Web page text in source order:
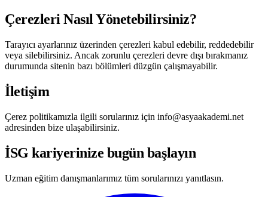
Çerezleri Nasıl Yönetebilirsiniz?
Tarayıcı ayarlarınız üzerinden çerezleri kabul edebilir, reddedebilir
veya silebilirsiniz. Ancak zorunlu çerezleri devre dışı bırakmanız
durumunda sitenin bazı bölümleri düzgün çalışmayabilir.
İletişim
Çerez politikamızla ilgili sorularınız için info@asyaakademi.net
adresinden bize ulaşabilirsiniz.
İSG kariyerinize bugün başlayın
Uzman eğitim danışmanlarımız tüm sorularınızı yanıtlasın.